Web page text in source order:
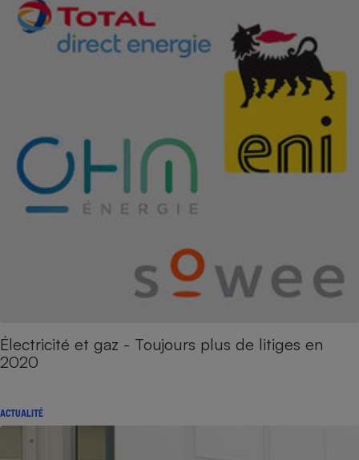
Électricité et gaz - Toujours plus de litiges en
2020
ACTUALITÉ